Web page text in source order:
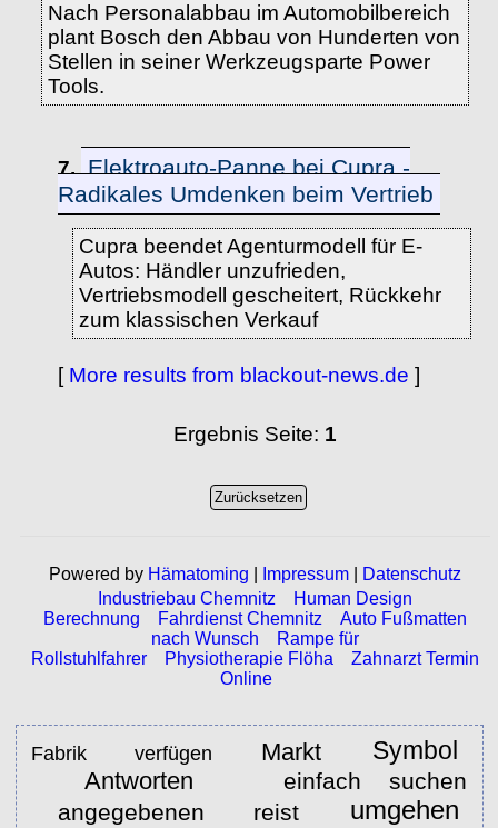
Nach Personalabbau im Automobilbereich
plant Bosch den Abbau von Hunderten von
Stellen in seiner Werkzeugsparte Power
Tools.
7. Elektroauto-Panne bei Cupra -
Radikales Umdenken beim Vertrieb
Cupra beendet Agenturmodell für E-
Autos: Händler unzufrieden,
Vertriebsmodell gescheitert, Rückkehr
zum klassischen Verkauf
[ More results from blackout-news.de ]
Ergebnis Seite: 1
Powered by Hämatoming Impressum
Datenschutz
Industriebau Chemnitz
Human Design
Berechnung
Fahrdienst Chemnitz
Auto Fußmatten
nach Wunsch
Rampe für
Rollstuhlfahrer
Physiotherapie Flöha
Zahnarzt Termin
Online
Fabrik verfügen Markt Symbol
Antworten
einfach suchen
angegebenen
reist umgehen